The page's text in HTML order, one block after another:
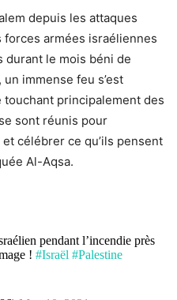
depuis les attaques
armées israéliennes
le mois béni de
immense feu s’est
principalement des
sont réunis pour
célébrer ce qu’ils pensent
Al-Aqsa.
pendant l’incendie près
! #Israël #Palestine